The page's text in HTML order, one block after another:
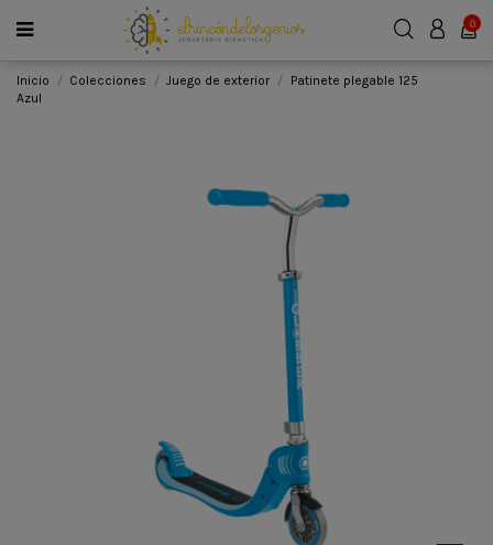
0
Inicio Colecciones Juego de exterior
Patinete plegable 125
Azul